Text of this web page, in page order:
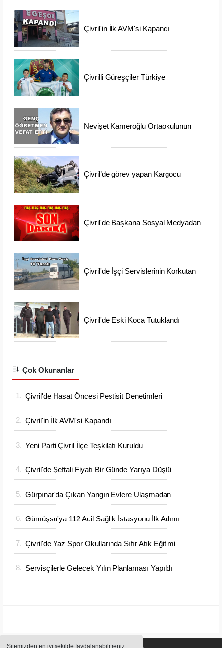
Sitemizden en iyi şekilde faydalanabilmeniz
Çivril'in İlk AVM'si Kapandı
Çivrilli Güreşçiler Türkiye
Nevişet Kameroğlu Ortaokulunun
Çivril’de görev yapan Kargocu
Çivril'de Başkana Sosyal Medyadan
Çivril'de İşçi Servislerinin Korkutan
Çivril'de Eski Koca Tutuklandı
Çok Okunanlar
1. Çivril'de Hasat Öncesi Pestisit Denetimleri
2. Çivril'in İlk AVM'si Kapandı
3. Yeni Parti Çivril İlçe Teşkilatı Kuruldu
4. Çivril'de Şeftali Fiyatı Bir Günde Yarıya Düştü
5. Gürpınar'da Çıkan Yangın Evlere Ulaşmadan
6. Gümüşsu'ya 112 Acil Sağlık İstasyonu İlk Adımı
7. Çivril'de Yaz Spor Okullarında Sıfır Atık Eğitimi
8. Servisçilerle Gelecek Yılın Planlaması Yapıldı